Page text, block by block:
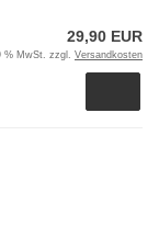
29,90 EUR
% MwSt. zzgl. Versandkosten